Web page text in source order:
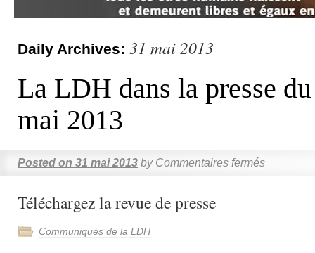
Daily Archives: 31 mai 2013
La LDH dans la presse
mai 2013
Posted on 31 mai 2013 by Commentaires fermés
Téléchargez la revue de presse
Communiqués de la LDH